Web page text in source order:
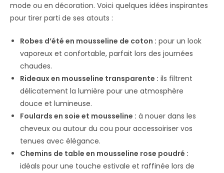
mode ou en décoration. Voici quelques idées inspirantes
pour tirer parti de ses atouts :
Robes d’été en mousseline de coton : pour un look
vaporeux et confortable, parfait lors des journées
chaudes.
Rideaux en mousseline transparente : ils filtrent
délicatement la lumière pour une atmosphère
douce et lumineuse.
Foulards en soie et mousseline : à nouer dans les
cheveux ou autour du cou pour accessoiriser vos
tenues avec élégance.
Chemins de table en mousseline rose poudré :
idéals pour une touche estivale et raffinée lors de